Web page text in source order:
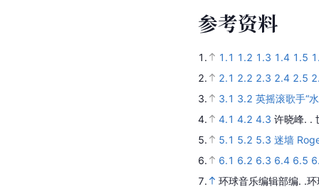
参考资料
1. 1.1 1.2 1.3 1.4 1.5
2.
2.1 2.2 2.3 2.4 2.5
3.
3.1 3.2 英摇滚歌手“
4.
4.1 4.2 4.3 许晓峰. .
5.
5.1 5.2 5.3 迷墙
6.
6.1 6.2 6.3 6.4 6.5
7.
环球音乐编辑部编. .